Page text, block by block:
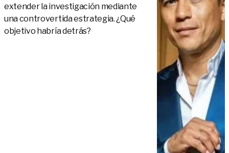
extender la investigación mediante
una controvertida estrategia. ¿Qué
objetivo habría detrás?